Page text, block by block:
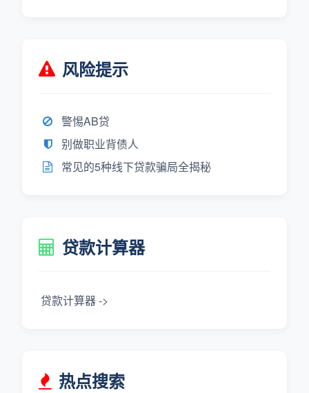
风险提示
警惕AB贷
别做职业背债人
常见的5种线下贷款骗局全揭秘
贷款计算器
贷款计算器 ->
热点搜索